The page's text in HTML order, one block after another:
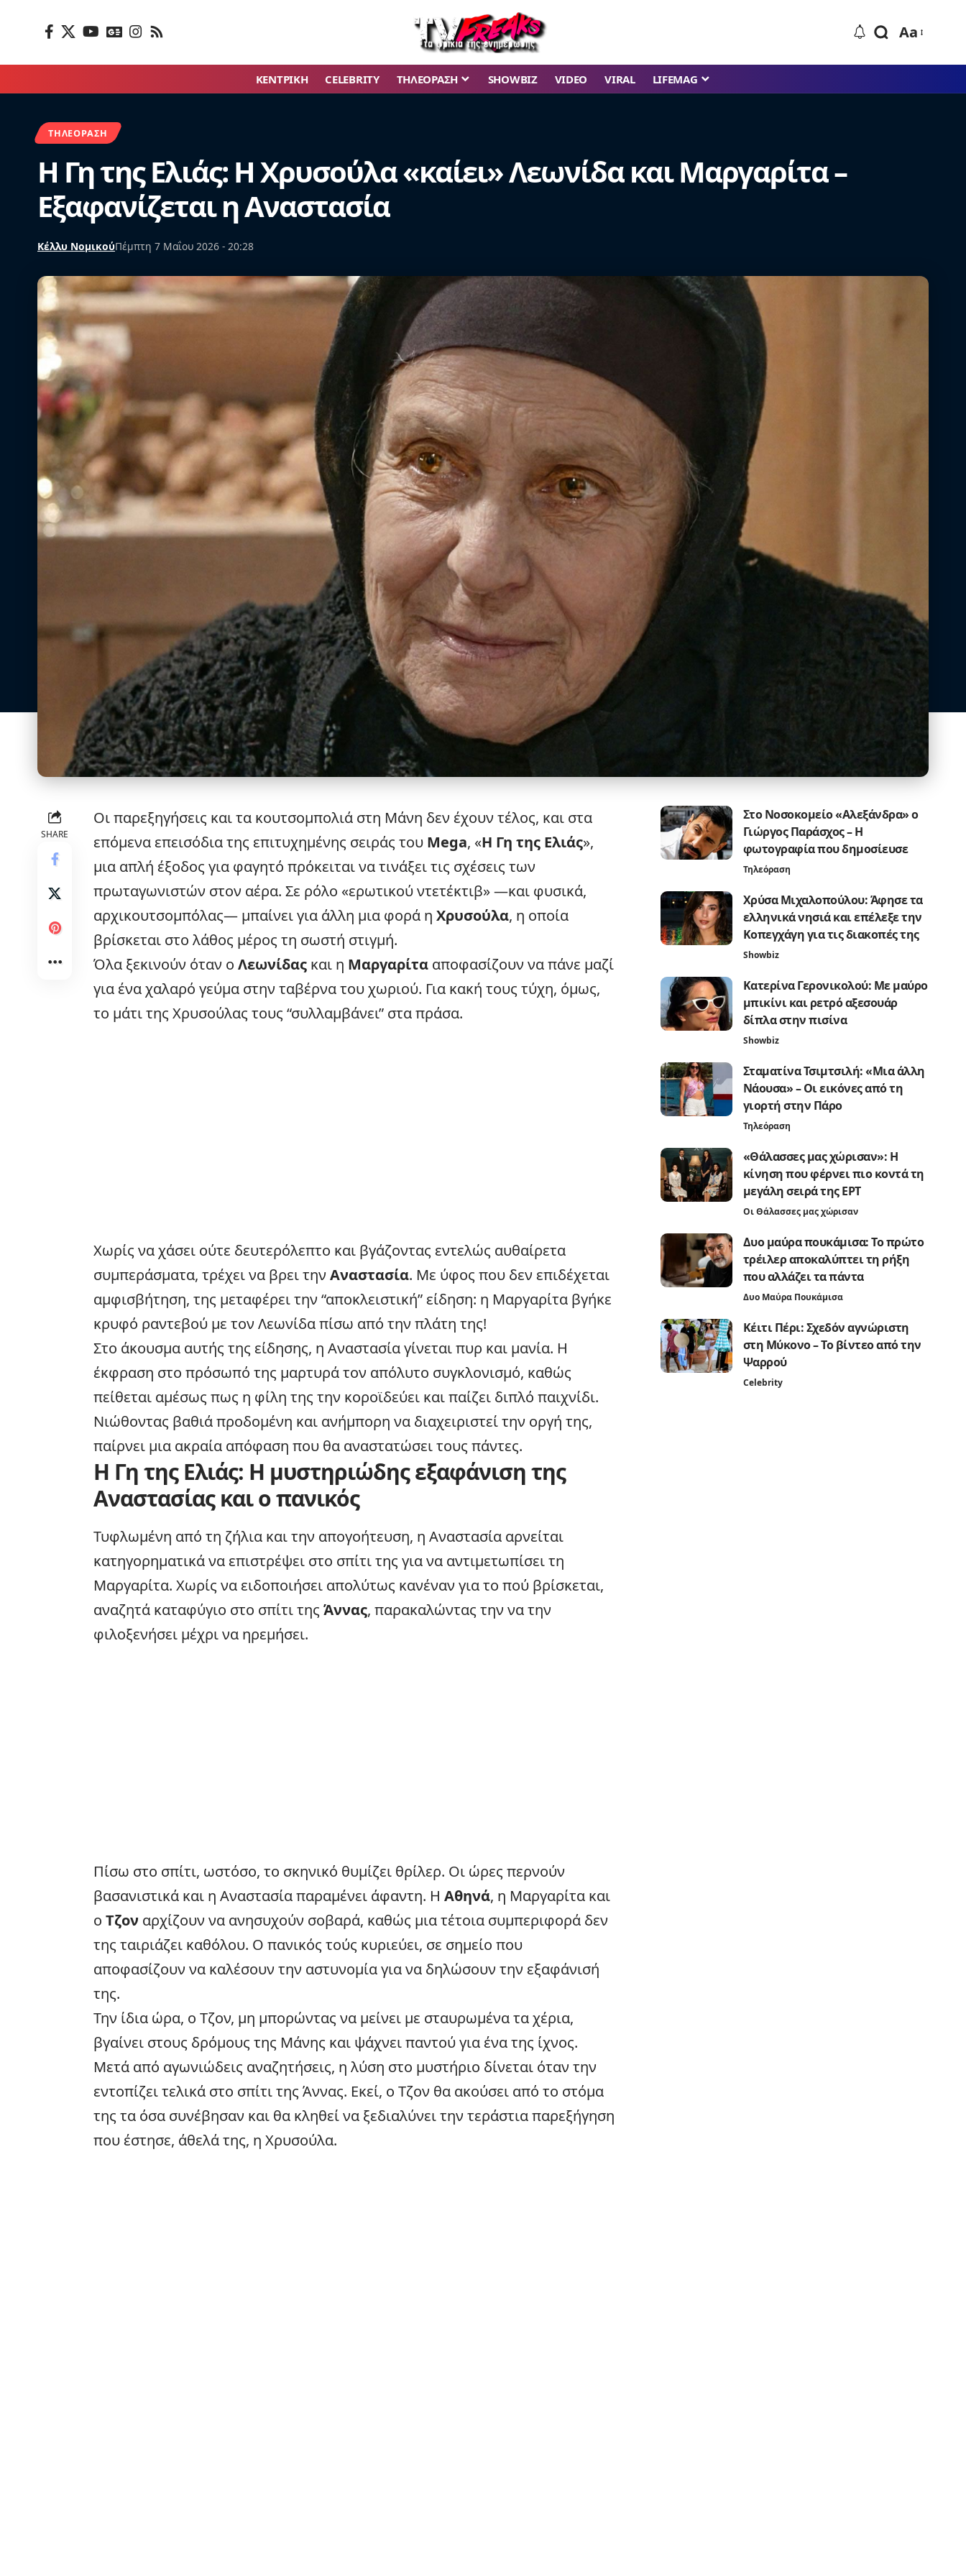
Aa
ΚΕΝΤΡΙΚΗ CELEBRITY ΤΗΛΕΟΡΑΣΗ SHOWBIZ VIDEO VIRAL LIFEMAG
ΤΗΛΕΌΡΑΣΗ
Η Γη της Ελιάς: Η Χρυσούλα «καίει» Λεωνίδα και Μαργαρίτα –
Εξαφανίζεται η Αναστασία
Κέλλυ ΝομικούΠέμπτη 7 Μαΐου 2026 - 20:28
SHARE
Οι παρεξηγήσεις και τα κουτσομπολιά στη Μάνη δεν έχουν τέλος, και στα
επόμενα επεισόδια της επιτυχημένης σειράς του Mega, «Η Γη της Ελιάς»,
μια απλή έξοδος για φαγητό πρόκειται να τινάξει τις σχέσεις των
πρωταγωνιστών στον αέρα. Σε ρόλο «ερωτικού ντετέκτιβ» —και φυσικά,
αρχικουτσομπόλας— μπαίνει για άλλη μια φορά η Χρυσούλα, η οποία
βρίσκεται στο λάθος μέρος τη σωστή στιγμή.
Όλα ξεκινούν όταν ο Λεωνίδας και η Μαργαρίτα αποφασίζουν να πάνε μαζί
για ένα χαλαρό γεύμα στην ταβέρνα του χωριού. Για κακή τους τύχη, όμως,
το μάτι της Χρυσούλας τους “συλλαμβάνει” στα πράσα.
Χωρίς να χάσει ούτε δευτερόλεπτο και βγάζοντας εντελώς αυθαίρετα
συμπεράσματα, τρέχει να βρει την Αναστασία. Με ύφος που δεν επιδέχεται
αμφισβήτηση, της μεταφέρει την “αποκλειστική” είδηση: η Μαργαρίτα βγήκε
κρυφό ραντεβού με τον Λεωνίδα πίσω από την πλάτη της!
Στο άκουσμα αυτής της είδησης, η Αναστασία γίνεται πυρ και μανία. Η
έκφραση στο πρόσωπό της μαρτυρά τον απόλυτο συγκλονισμό, καθώς
πείθεται αμέσως πως η φίλη της την κοροϊδεύει και παίζει διπλό παιχνίδι.
Νιώθοντας βαθιά προδομένη και ανήμπορη να διαχειριστεί την οργή της,
παίρνει μια ακραία απόφαση που θα αναστατώσει τους πάντες.
Η Γη της Ελιάς: Η μυστηριώδης εξαφάνιση της
Αναστασίας και ο πανικός
Τυφλωμένη από τη ζήλια και την απογοήτευση, η Αναστασία αρνείται
κατηγορηματικά να επιστρέψει στο σπίτι της για να αντιμετωπίσει τη
Μαργαρίτα. Χωρίς να ειδοποιήσει απολύτως κανέναν για το πού βρίσκεται,
αναζητά καταφύγιο στο σπίτι της Άννας, παρακαλώντας την να την
φιλοξενήσει μέχρι να ηρεμήσει.
Πίσω στο σπίτι, ωστόσο, το σκηνικό θυμίζει θρίλερ. Οι ώρες περνούν
βασανιστικά και η Αναστασία παραμένει άφαντη. Η Αθηνά, η Μαργαρίτα και
ο Τζον αρχίζουν να ανησυχούν σοβαρά, καθώς μια τέτοια συμπεριφορά δεν
της ταιριάζει καθόλου. Ο πανικός τούς κυριεύει, σε σημείο που
αποφασίζουν να καλέσουν την αστυνομία για να δηλώσουν την εξαφάνισή
της.
Την ίδια ώρα, ο Τζον, μη μπορώντας να μείνει με σταυρωμένα τα χέρια,
βγαίνει στους δρόμους της Μάνης και ψάχνει παντού για ένα της ίχνος.
Μετά από αγωνιώδεις αναζητήσεις, η λύση στο μυστήριο δίνεται όταν την
εντοπίζει τελικά στο σπίτι της Άννας. Εκεί, ο Τζον θα ακούσει από το στόμα
της τα όσα συνέβησαν και θα κληθεί να ξεδιαλύνει την τεράστια παρεξήγηση
που έστησε, άθελά της, η Χρυσούλα.
Στο Νοσοκομείο «Αλεξάνδρα» ο
Γιώργος Παράσχος – Η
φωτογραφία που δημοσίευσε
Τηλεόραση
Χρύσα Μιχαλοπούλου: Άφησε τα
ελληνικά νησιά και επέλεξε την
Κοπεγχάγη για τις διακοπές της
Showbiz
Κατερίνα Γερονικολού: Με μαύρο
μπικίνι και ρετρό αξεσουάρ
δίπλα στην πισίνα
Showbiz
Σταματίνα Τσιμτσιλή: «Μια άλλη
Νάουσα» – Οι εικόνες από τη
γιορτή στην Πάρο
Τηλεόραση
«Θάλασσες μας χώρισαν»: Η
κίνηση που φέρνει πιο κοντά τη
μεγάλη σειρά της ΕΡΤ
Οι Θάλασσες μας χώρισαν
Δυο μαύρα πουκάμισα: Το πρώτο
τρέιλερ αποκαλύπτει τη ρήξη
που αλλάζει τα πάντα
Δυο Μαύρα Πουκάμισα
Κέιτι Πέρι: Σχεδόν αγνώριστη
στη Μύκονο – Το βίντεο από την
Ψαρρού
Celebrity